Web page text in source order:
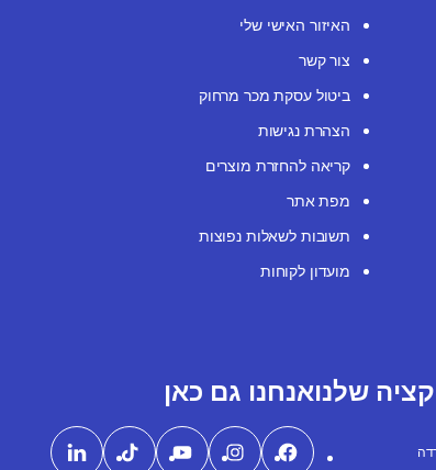
האיזור האישי שלי
צור קשר
ביטול עסקת מכר מרחוק
הצהרת נגישות
קריאה להחזרת מוצרים
מפת אתר
תשובות לשאלות נפוצות
מועדון לקוחות
שלנואנחנו גם כאן